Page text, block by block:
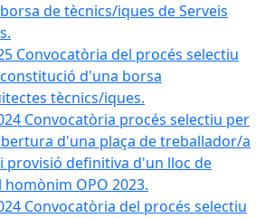
de tècnics/iques de Serveis
Convocatòria del procés selectiu
d'una borsa
tècnics/iques.
Convocatòria procés selectiu per
d'una plaça de treballador/a
provisió definitiva d'un lloc de
OPO 2023.
Convocatòria del procés selectiu